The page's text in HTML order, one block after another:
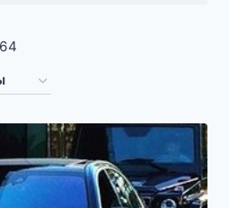
возрастанию